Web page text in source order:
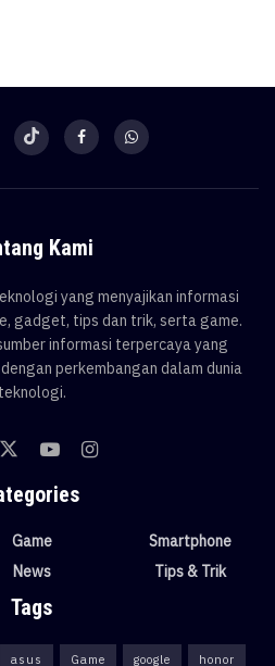
Kami
yang menyajikan informasi
gadget, tips dan trik, serta game.
informasi terpercaya yang
perkembangan dalam dunia
teknologi.
Game
News
Smartphone
Tips & Trik
Tags
asus Game google honor